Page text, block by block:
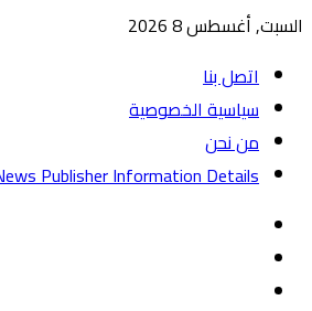
السبت, أغسطس 8 2026
اتصل بنا
سياسية الخصوصية
من نحن
Publisher Information Details